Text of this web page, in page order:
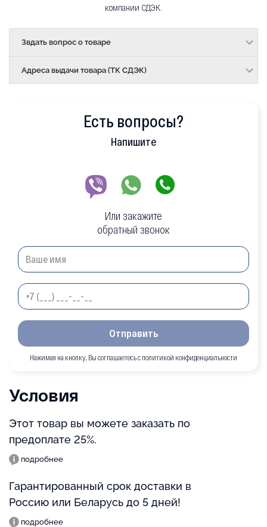
компании СДЭК.
Звдать вопрос о товаре
Адреса выдачи товара (ТК СДЭК)
Есть вопросы?
Напишите
Или закажите
обратный звонок
Отправить
Нажимая на кнопку, Вы соглашаетесь с политикой конфиденциальности
Условия
Этот товар вы можете заказать по
предоплате 25%.
подробнее
Гарантированный срок доставки в
Россию или Беларусь до 5 дней!
подробнее